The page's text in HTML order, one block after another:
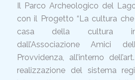
Il Parco Archeologico del
con il Progetto “La cultura
casa della cultura
dall’Associazione Amici
Provvidenza, all’interno
realizzazione del sistema